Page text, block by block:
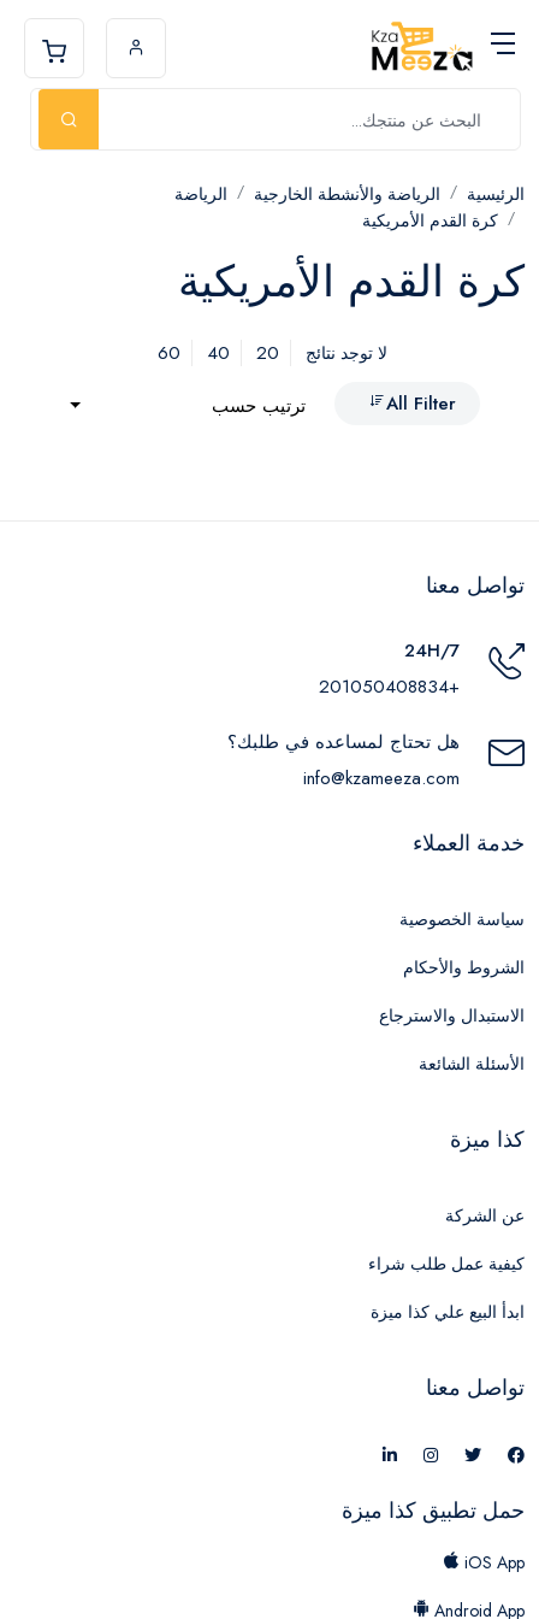
الرئيسية الرياضة والأنشطة الخارجية
الرياضة
كرة القدم الأمريكية
كرة القدم الأمريكية
لا توجد نتائج 20
40
60
All Filter
ترتيب حسب
تواصل معنا
24H/7
+201050408834
هل تحتاج لمساعده في طلبك؟
info@kzameeza.com
خدمة العملاء
سياسة الخصوصية
الشروط والأحكام
الاستبدال والاسترجاع
الأسئلة الشائعة
كذا ميزة
عن الشركة
كيفية عمل طلب شراء
ابدأ البيع علي كذا ميزة
تواصل معنا
حمل تطبيق كذا ميزة
iOS App
Android App